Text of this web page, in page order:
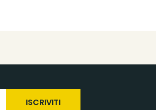
ISCRIVITI